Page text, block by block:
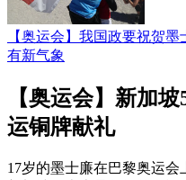
【奥运会】我国政要祝贺
有新气象
【奥运会】新加
运铜牌献礼
17岁的墨士廉在巴黎奥运